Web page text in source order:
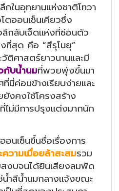
นอุทยานแห่งชาติโทวา
ตออนเซ็นเคียวซึ่ง
กลับเจ็ดแห่งที่ซ่อนตัว
ที่สุด คือ “สึรุโนยุ”
ติศาสตร์ยาวนานและมี
กับน้ำนมที่พวยพุ่งขึ้นมา
นี่ค่อนข้างเรียบง่ายและ
ยังคงใช้โครงสร้าง
ไม่มีการปรุงแต่งมากนัก
เซ็นขึ้นชื่อเรื่องการ
วามเมื่อยล้าสะสมรวม
งบจนได้ยินเสียงลมพัด
ำสีน้ำนมกลางแจ้งขณะ